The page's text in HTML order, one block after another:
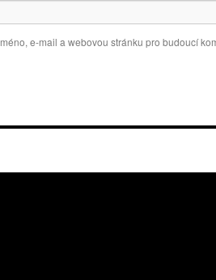
e-mail a webovou stránku pro budoucí